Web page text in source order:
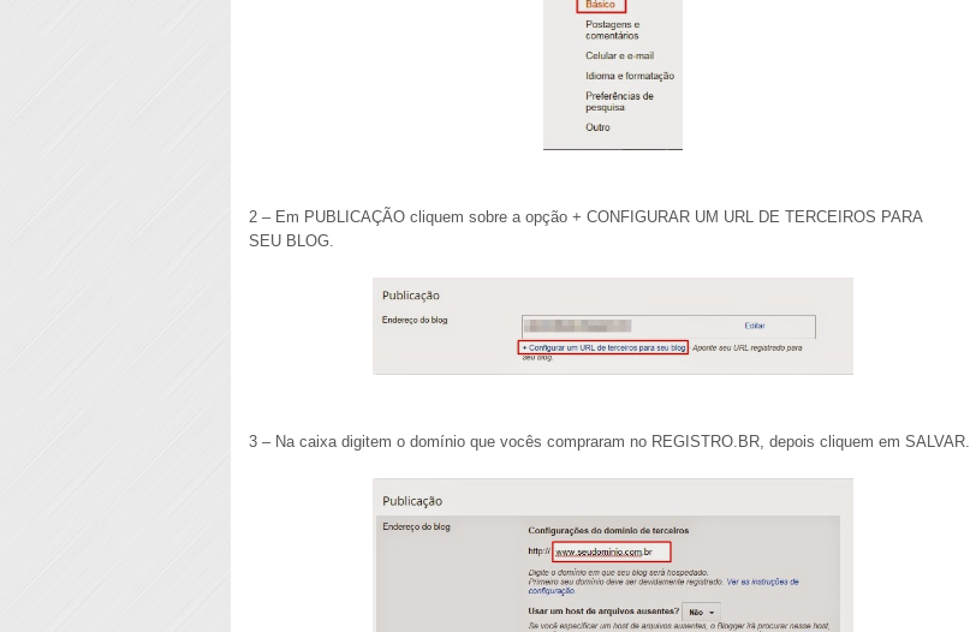
2 – Em PUBLICAÇÃO cliquem sobre a opção + CONFIGURAR UM URL DE TERCEIROS PARA
SEU BLOG.
3 – Na caixa digitem o domínio que vocês compraram no REGISTRO.BR, depois cliquem em SALVAR.